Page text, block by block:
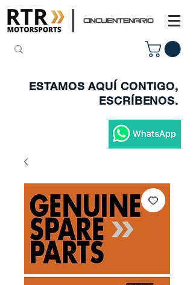
ESTAMOS AQUÍ CONTIGO,
ESCRÍBENOS.